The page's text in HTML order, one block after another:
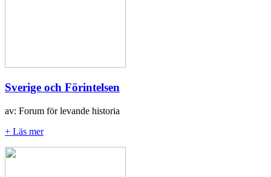
Sverige och Förintelsen
av: Forum för levande historia
+ Läs mer